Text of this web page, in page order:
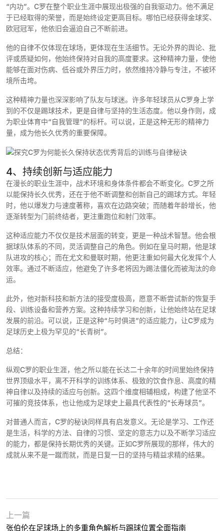
“内功”。C罗在整个职业生涯中展现出极强的自我驱动力。他不满足
于已经取得的荣誉，而是始终设定更高目标。哪怕已经获得金球奖、
欧冠冠军，他依旧会逼迫自己不断前进。
他的自律不仅体现在球场，更体现在生活细节。无论外界的舆论、批
评或质疑如何，他始终保持对自我的高度要求。这种精神力量，使他
能够在面对伤病、低谷或外界压力时，依然维持冷静与专注，不被环
境所击垮。
这种精神力量也深深影响了队友与球迷。许多年轻球员从C罗身上学
到的不仅是踢球技术，更是自律与坚持的生活态度。他以身作则，成
为职业体育中“自我管理”的标杆。可以说，正是这种无形的精神力
量，成为他长久优秀的重要保障。
4、持续创新与适应能力
在漫长的职业生涯中，战术环境和身体条件都会不断变化。C罗之所
以能保持长久优秀，还在于他不断调整和创新自己的踢球方式。年轻
时，他以爆发力与速度著称，喜欢在边路突破；而随着年龄增长，他
逐渐转型为门前终结者，更注重跑位和射门效率。
这种适应能力不仅仅是技术层面的转变，更是一种战术智慧。他会根
据球队体系的不同，灵活调整自己的角色。例如在皇马时期，他是球
队进攻的核心；而在尤文和曼联时期，他更注重如何最大化发挥个人
效率。通过不断适应，他避免了许多老将因为踢法僵化而被淘汰的命
运。
此外，他对新科技和新方法的接受度极高，愿意不断尝试新的恢复手
段、训练设备和营养方案。这种持续学习和创新，让他始终站在足球
发展的前沿。可以说，正是这种“与时俱进”的适应能力，让C罗成为
足球历史上极为罕见的“长青树”。
总结：
纵观C罗的职业生涯，他之所以能在长达二十余年的时间里始终保持
世界顶级水平，离不开科学的训练体系、极致的饮食作息、高度的精
神自律以及持续的适应与创新。这四个维度相辅相成，构建了他坚不
可摧的竞技体系，也让他成为足球史上最具代表性的“长寿球员”。
对普通人而言，C罗的秘诀同样具有启发意义。无论是学习、工作还
是生活，科学的方法、自律的习惯、坚定的意志力以及不断学习适应
的能力，都是保持长期优秀的关键。正如C罗所展现的那样，伟大的
成就从来不是一蹴而就，而是日复一日的坚持与精益求精的结果。
上一篇
张伯伦在足球场上的多重角色解析与踢球位置全面指南